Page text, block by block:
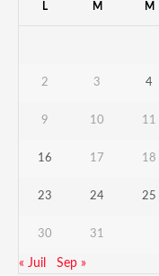
L M M
2 3 4
9 10 11
16 17 18
23 24 25
30 31
« Juil Sep »